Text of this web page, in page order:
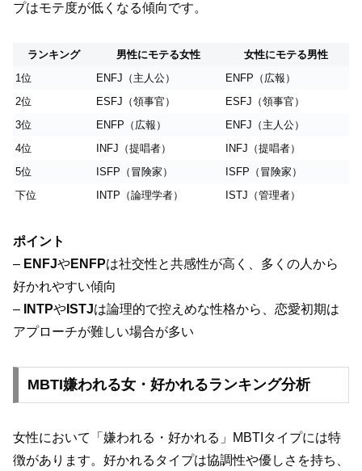
プはモテ度が低くなる傾向です。
ランキング 男性にモテる女性
女性にモテる男性
1位
ENFJ（主人公）
ENFP（広報）
2位
ESFJ（領事官）
ESFJ（領事官）
3位
ENFP（広報）
ENFJ（主人公）
4位
INFJ（提唱者）
INFJ（提唱者）
5位
ISFP（冒険家）
ISFP（冒険家）
下位
INTP（論理学者） ISTJ（管理者）
ポイント
– ENFJやENFPは社交性と共感性が高く、多くの人から
好かれやすい傾向
–
INTPや ISTJは論理的で控えめな性格から、恋愛初期は
アプローチが難しい場合が多い
MBTI嫌われる女・好かれるランキング分析
女性において「嫌われる・好かれる」MBTIタイプには特
徴があります。好かれるタイプは協調性や優しさを持ち、